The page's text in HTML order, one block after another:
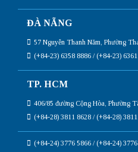
ĐÀ NẴNG
57 Nguyễn Thanh Năm, Phường
(+84-23) 6358 8886 / (+84-23)
TP. HCM
406/85 đường Cộng Hòa, Phường
(+84-28) 3811 8628 / (+84-28)
(+84-24) 3776 5866 / (+84-24)